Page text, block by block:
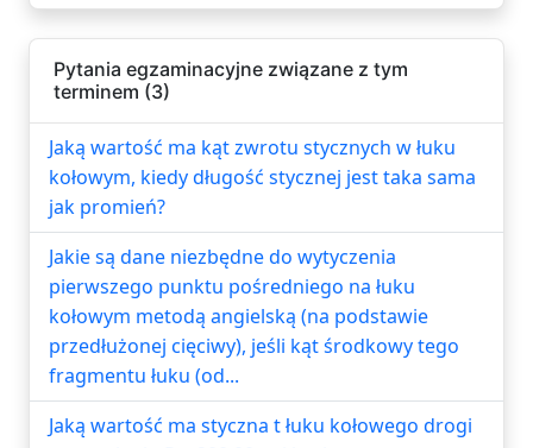
Pytania egzaminacyjne związane z tym
terminem (3)
Jaką wartość ma kąt zwrotu stycznych w łuku
kołowym, kiedy długość stycznej jest taka sama
jak promień?
Jakie są dane niezbędne do wytyczenia
pierwszego punktu pośredniego na łuku
kołowym metodą angielską (na podstawie
przedłużonej cięciwy), jeśli kąt środkowy tego
fragmentu łuku (od...
Jaką wartość ma styczna t łuku kołowego drogi